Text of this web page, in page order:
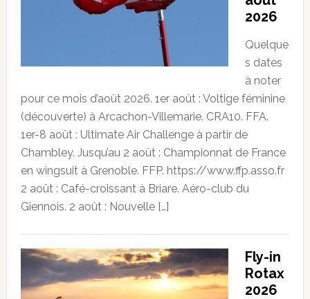
2026
Quelque
s dates
à noter
pour ce mois d’août 2026. 1er août : Voltige féminine
(découverte) à Arcachon-Villemarie. CRA10. FFA.
1er-8 août : Ultimate Air Challenge à partir de
Chambley. Jusqu’au 2 août : Championnat de France
en wingsuit à Grenoble. FFP. https://www.ffp.asso.fr
2 août : Café-croissant à Briare. Aéro-club du
Giennois. 2 août : Nouvelle […]
Fly-in
Rotax
2026